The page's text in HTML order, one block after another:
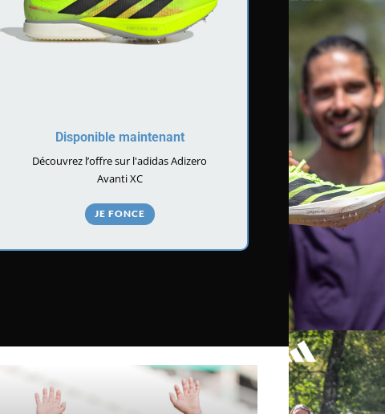
Disponible maintenant
Découvrez l’offre sur l'adidas Adizero
Avanti XC
JE FONCE